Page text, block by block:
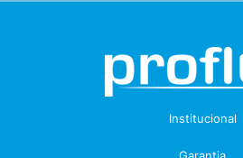
Institucional
Garantia